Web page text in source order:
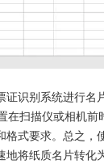
证识别系统进行
在扫描仪或相机
式要求。总之，
地将纸质名片转